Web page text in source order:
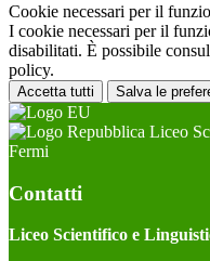
Cookie necessari per il
I cookie necessari per il
disabilitati. È possibile
policy.
Accetta tutti Salva le
Liceo
Fermi
Contatti
Liceo Scientifico e